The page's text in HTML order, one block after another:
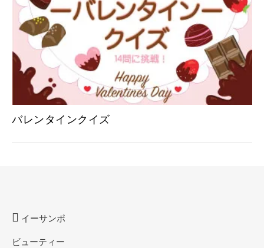
バレンタインクイズ
イーサンポ
ビューティー